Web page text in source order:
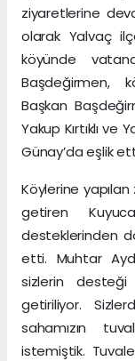
ziyaretlerine
olarak Yalvaç
köyünde
Başdeğirmen,
Başkan
Yakup Kırtıklı ve
Günay’da eşlik
Köylerine
getiren
desteklerinden
etti. Muhtar
sizlerin
getiriliyor.
sahamızın
istemiştik.